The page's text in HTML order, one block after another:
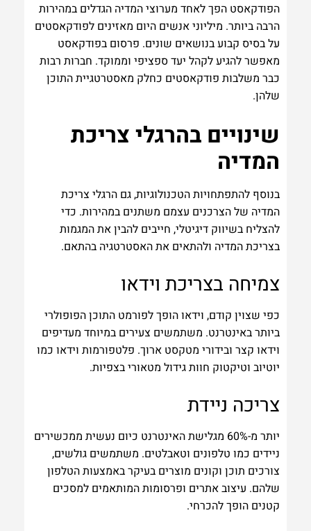
הפודקאסט הפך לאחד מערוצי המדיה הגדלים במהירות
הרבה ביותר. מיליוני אנשים היום מאזינים לפודקאסטים
על בסיס קבוע בנושאים שונים. פרסום בפודקאסט
מאפשר להגיע לקהל יעד ספציפי וממוקד. חברות רבות
כבר משלבות פודקאסטים כחלק מאסטרטגיית התוכן
שלהן.
שינויים בהרגלי צריכת
המדיה
בנוסף להתפתחויות הטכנולוגיות, גם הרגלי צריכת
המדיה של הצרכנים עצמם משתנים במהירות. כדי
להצליח בשיווק דיגיטלי, חייבים להבין את המגמות
בצריכת המדיה ולהתאים את האסטרטגיה בהתאם.
צמיחה בצריכת וידאו
כפי שצוין קודם, וידאו הופך לפורמט התוכן הפופולרי
ביותר באינטרנט. משתמשים צעירים במיוחד מעדיפים
וידאו קצר ובידורי מטקסט ארוך. פלטפורמות וידאו כמו
יוטיוב וטיקטוק חוות גידול מטאורי בצפיות.
צריכה ניידת
יותר מ-60% מגלישת האינטרנט כיום נעשית ממכשירים
ניידים כמו טלפונים וטאבלטים. משתמשים גולשים,
צורכים תוכן וקונים מוצרים בעיקר באמצעות הטלפון
שלהם. עיצוב אתרים ופרסומות המותאמים למסכים
קטנים הופך להכרחי.